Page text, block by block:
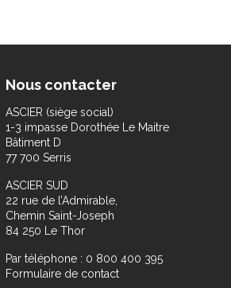
Nous contacter
ASCIER (siège social)
1-3 impasse Dorothée Le Maitre
Bâtiment D
77 700 Serris
ASCIER SUD
22 rue de l’Admirable,
Chemin Saint-Joseph
84 250 Le Thor
Par téléphone : 0 800 400 395
Formulaire de contact